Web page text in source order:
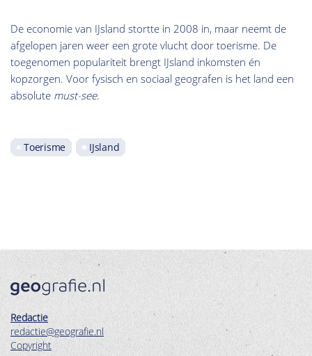
De economie van IJsland stortte in 2008 in, maar neemt de
afgelopen jaren weer een grote vlucht door toerisme. De
toegenomen populariteit brengt IJsland inkomsten én
kopzorgen. Voor fysisch en sociaal geografen is het land een
absolute must-see.
Toerisme IJsland
Redactie
redactie@geografie.nl
Copyright